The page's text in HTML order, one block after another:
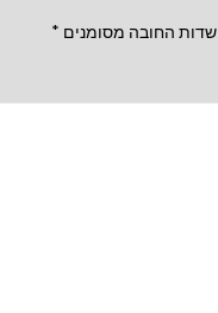
שדות החובה מסומנים *